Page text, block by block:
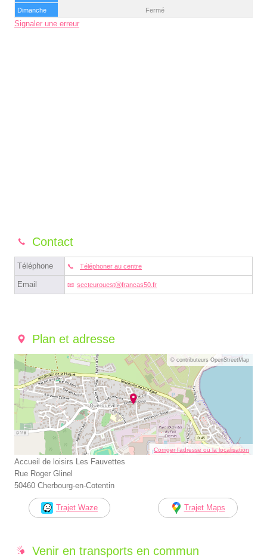
Dimanche
Fermé
Signaler une erreur
Contact
Téléphone Téléphoner au centre
Email secteurouestⓐfrancas50.fr
Plan et adresse
© contributeurs OpenStreetMap
Corriger l’adresse ou la localisation
Accueil de loisirs Les Fauvettes
Rue Roger Glinel
50460 Cherbourg-en-Cotentin
Trajet Waze Trajet Maps
Venir en transports en commun